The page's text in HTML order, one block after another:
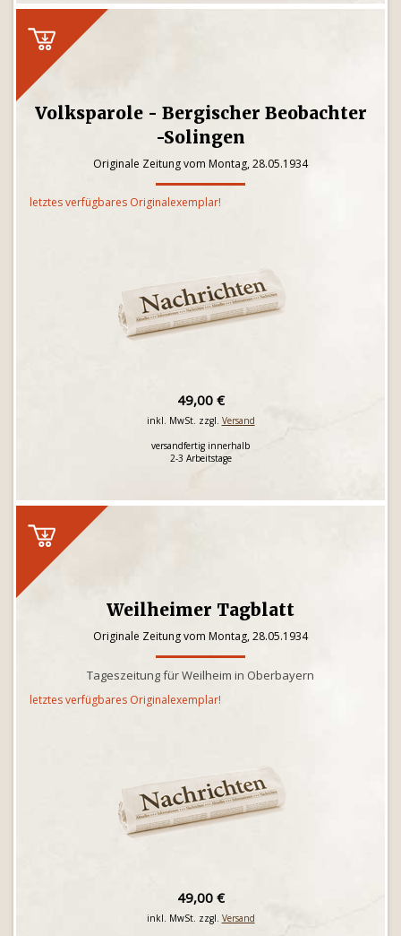
Volksparole - Bergischer Beobachter
-Solingen
Originale Zeitung vom Montag, 28.05.1934
letztes verfügbares Originalexemplar!
49,00 €
inkl. MwSt. zzgl. Versand
versandfertig innerhalb
2-3 Arbeitstage
Weilheimer Tagblatt
Originale Zeitung vom Montag, 28.05.1934
Tageszeitung für Weilheim in Oberbayern
letztes verfügbares Originalexemplar!
49,00 €
inkl. MwSt. zzgl. Versand